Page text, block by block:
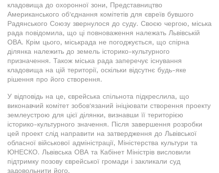
кладовища до охоронної зони, Представництво
Американського об'єднання комітетів для євреїв бувшого
Радянського Союзу звернулося до суду. Своєю чергою, міська
рада повідомила, що ці повноваження належать Львівській
ОВА. Крім цього, міськрада не погоджується, що спірна
ділянка належить до земель історико-культурного
призначення. Також міська рада заперечує існування
кладовища на цій території, оскільки відсутнє будь-яке
рішення про його створення.
У відповідь на це, єврейська спільнота підкреслила, що
виконавчий комітет зобов'язаний ініціювати створення проекту
землеустрою для цієї ділянки, визнавши її територією
історико-культурного значення. Після завершення розробки
цей проект слід направити на затвердження до Львівської
обласної військової адміністрації, Міністерства культури та
ЮНЕСКО. Львівська ОВА та Кабінет Міністрів висловили
підтримку позову єврейської громади і закликали суд
задовольнити його.